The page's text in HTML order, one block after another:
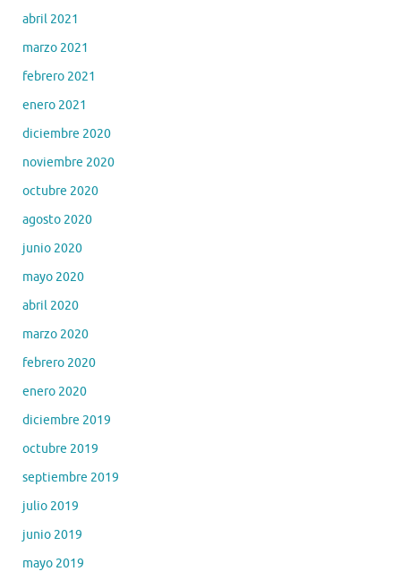
abril 2021
marzo 2021
febrero 2021
enero 2021
diciembre 2020
noviembre 2020
octubre 2020
agosto 2020
junio 2020
mayo 2020
abril 2020
marzo 2020
febrero 2020
enero 2020
diciembre 2019
octubre 2019
septiembre 2019
julio 2019
junio 2019
mayo 2019